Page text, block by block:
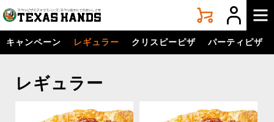
手
づ
く
り
ピ
キャンペーン レギュラー クリスピーピザ パーティピザ
レギュラー